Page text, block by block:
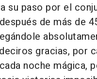
su paso por el
de más de
gracias, por
noche mágica,